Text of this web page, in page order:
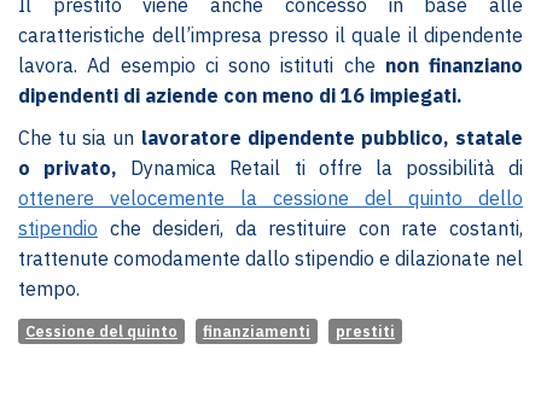
Il prestito viene anche concesso in base alle
caratteristiche dell’impresa presso il quale il dipendente
lavora. Ad esempio ci sono istituti che non finanziano
dipendenti di aziende con meno di 16 impiegati.
Che tu sia un lavoratore dipendente pubblico, statale
o privato, Dynamica Retail ti offre la possibilità di
ottenere velocemente la cessione del quinto dello
stipendio che desideri, da restituire con rate costanti,
trattenute comodamente dallo stipendio e dilazionate nel
tempo.
Cessione del quinto finanziamenti prestiti